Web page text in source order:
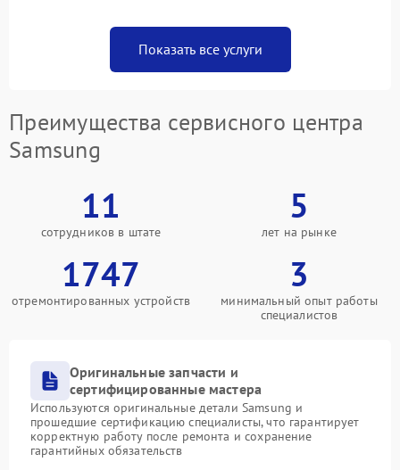
Показать все услуги
Преимущества сервисного центра
Samsung
11
сотрудников в штате
5
лет на рынке
1747
отремонтированных устройств
3
минимальный опыт работы
специалистов
Оригинальные запчасти и
сертифицированные мастера
Используются оригинальные детали Samsung и
прошедшие сертификацию специалисты, что гарантирует
корректную работу после ремонта и сохранение
гарантийных обязательств